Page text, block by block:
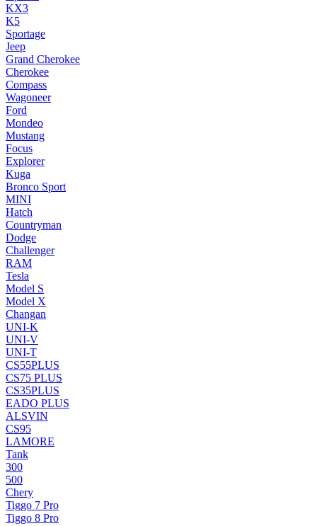
KX3
K5
Sportage
Jeep
Grand Cherokee
Cherokee
Compass
Wagoneer
Ford
Mondeo
Mustang
Focus
Explorer
Kuga
Bronco Sport
MINI
Hatch
Countryman
Dodge
Challenger
RAM
Tesla
Model S
Model X
Changan
UNI-K
UNI-V
UNI-T
CS55PLUS
CS75 PLUS
CS35PLUS
EADO PLUS
ALSVIN
CS95
LAMORE
Tank
300
500
Chery
Tiggo 7 Pro
Tiggo 8 Pro